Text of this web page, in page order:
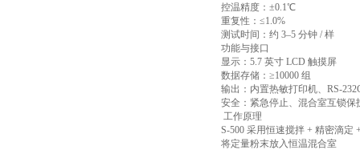
控温精度：±0.1℃
重复性：≤1.0%
测试时间：约 3–5 分钟 / 样
功能与接口
显示：5.7 英寸 LCD 触摸屏
数据存储：≥10000 组
输出：内置热敏打印机、RS-
安全：紧急停止、混合室互锁保
工作原理
S-500 采用恒速搅拌 + 精密滴定
将定量粉末放入恒温混合室